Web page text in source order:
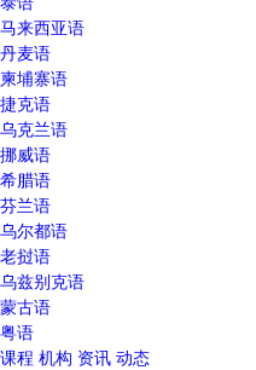
马来西亚语
丹麦语
柬埔寨语
捷克语
乌克兰语
挪威语
希腊语
芬兰语
乌尔都语
老挝语
乌兹别克语
蒙古语
粤语
课程 机构 资讯 动态